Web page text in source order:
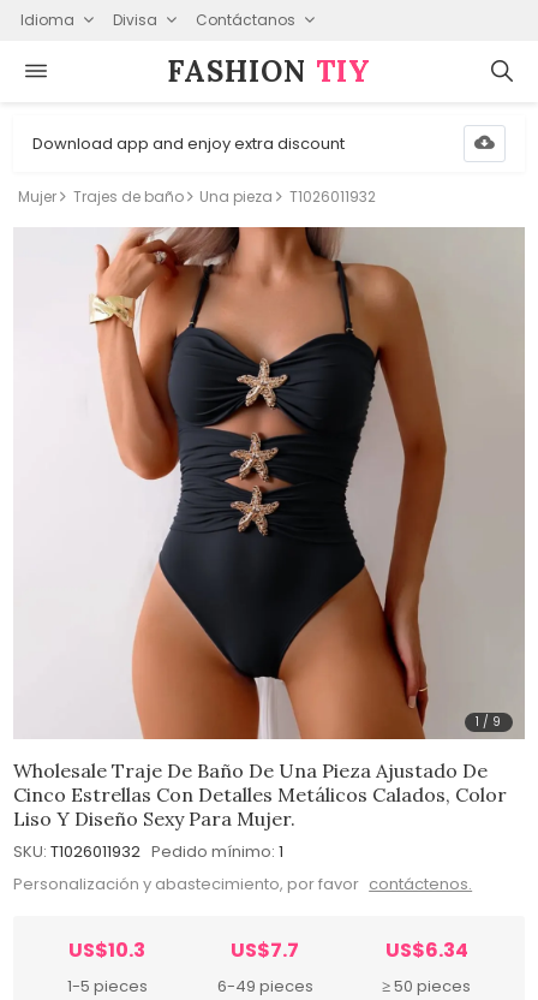
Idioma Divisa Contáctanos
FASHION⁠ TIY
Download app and enjoy extra discount
Mujer Trajes de baño Una pieza T1026011932
1 / 9
Wholesale Traje De Baño De Una Pieza Ajustado De
Cinco Estrellas Con Detalles Metálicos Calados, Color
Liso Y Diseño Sexy Para Mujer.
SKU: T1026011932 Pedido mínimo: 1
Personalización y abastecimiento, por favor contáctenos.
US$10.3
1-5 pieces
US$7.7
6-49 pieces
US$6.34
≥ 50 pieces